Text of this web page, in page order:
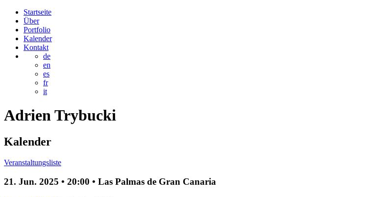
Startseite
Über
Portfolio
Kalender
Kontakt
de
en
es
fr
it
AdrienTrybucki
Kalender
Veranstaltungsliste
21. Jun. 2025 • 20:00 • Las Palmas de Gran Canaria